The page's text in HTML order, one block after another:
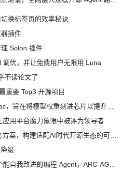
换标签页的效率秘诀
插件
Solon 插件
优，并让免费用户无限用 Luna
不读论文了
重要 Top3 开源项目
用平台魔力象限中被评为领导者
级